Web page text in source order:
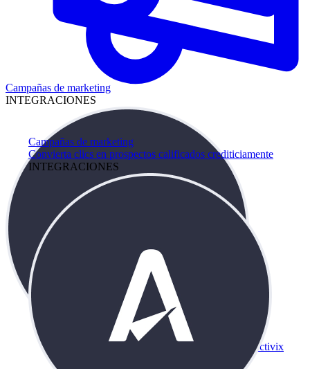
Campañas de marketing
Convierta clics en prospectos calificados crediticiamente
INTEGRACIONES
Campañas de marketing
INTEGRACIONES
Activix